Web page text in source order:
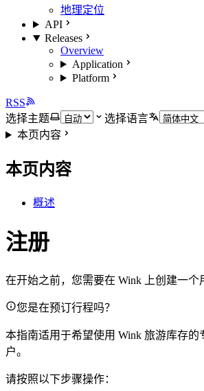
地理定位
API
Releases
Overview
Application
Platform
RSS
选择主题
选择语言
本页内容
本页内容
概述
注册
在开始之前，您需要在 Wink 上创建一个
您是在预订行程吗？
本指南适用于希望使用 Wink 旅游库存
户。
请按照以下步骤操作：